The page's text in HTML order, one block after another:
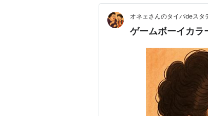
より若干大きい。任天堂の
発売当初の希望小売価格は
オネェさんのタイパdeスタ
ゲームボーイカラ